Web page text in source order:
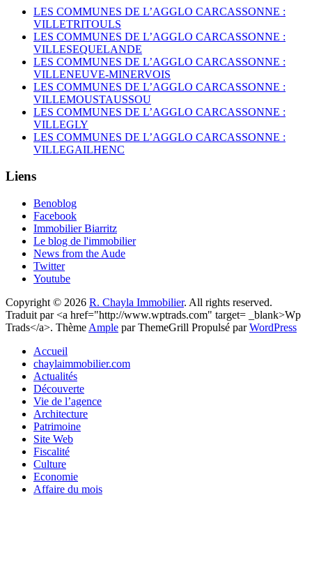
LES COMMUNES DE L’AGGLO CARCASSONNE :
VILLETRITOULS
LES COMMUNES DE L’AGGLO CARCASSONNE :
VILLESEQUELANDE
LES COMMUNES DE L’AGGLO CARCASSONNE :
VILLENEUVE-MINERVOIS
LES COMMUNES DE L’AGGLO CARCASSONNE :
VILLEMOUSTAUSSOU
LES COMMUNES DE L’AGGLO CARCASSONNE :
VILLEGLY
LES COMMUNES DE L’AGGLO CARCASSONNE :
VILLEGAILHENC
Liens
Benoblog
Facebook
Immobilier Biarritz
Le blog de l'immobilier
News from the Aude
Twitter
Youtube
Copyright © 2026 R. Chayla Immobilier. All rights reserved.
Traduit par <a href="http://www.wptrads.com" target= _blank>Wp
Trads</a>. Thème Ample par ThemeGrill Propulsé parWordPress
Accueil
chaylaimmobilier.com
Actualités
Découverte
Vie de l’agence
Architecture
Patrimoine
Site Web
Fiscalité
Culture
Economie
Affaire du mois